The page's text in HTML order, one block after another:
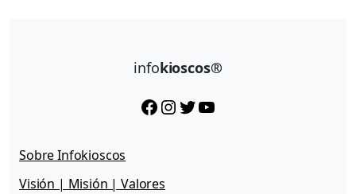
infokioscos®
Facebook InstagramTwitter YouTube
Sobre Infokioscos
Visión | Misión | Valores